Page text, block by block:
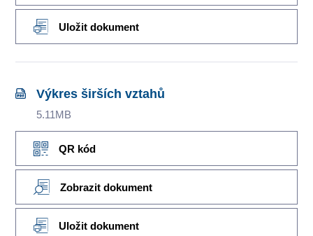
Uložit dokument
Výkres širších vztahů
5.11MB
QR kód
Zobrazit dokument
Uložit dokument